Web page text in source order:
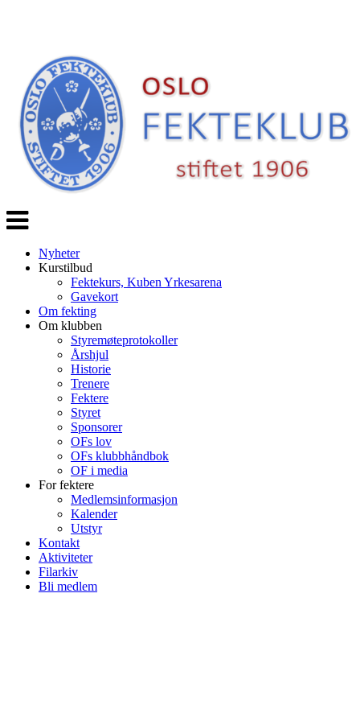
Veksle
navigasjon
Nyheter
Kurstilbud
Fektekurs, Kuben Yrkesarena
Gavekort
Om fekting
Om klubben
Styremøteprotokoller
Årshjul
Historie
Trenere
Fektere
Styret
Sponsorer
OFs lov
OFs klubbhåndbok
OF i media
For fektere
Medlemsinformasjon
Kalender
Utstyr
Kontakt
Aktiviteter
Filarkiv
Bli medlem